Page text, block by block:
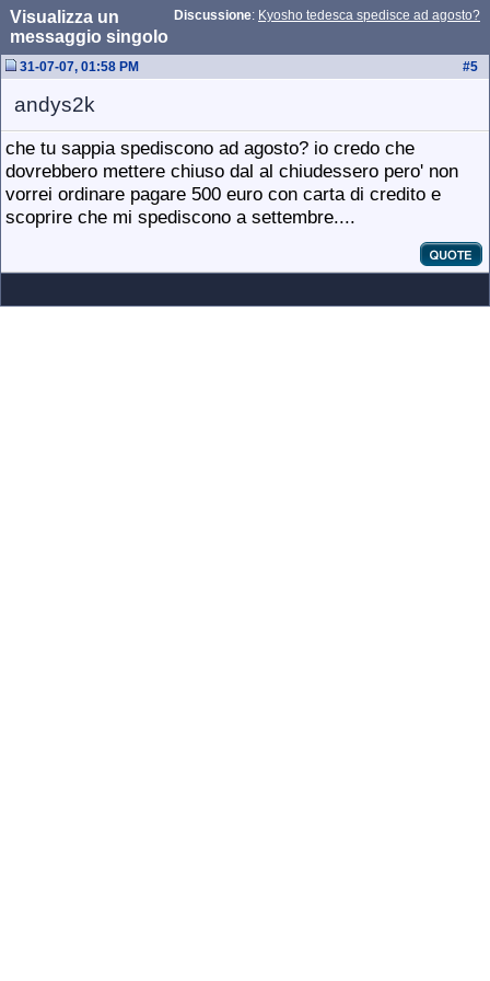
Discussione: Kyosho tedesca spedisce ad agosto?
Visualizza un
messaggio singolo
#5
31-07-07, 01:58 PM
andys2k
che tu sappia spediscono ad agosto? io credo che
dovrebbero mettere chiuso dal al chiudessero pero' non
vorrei ordinare pagare 500 euro con carta di credito e
scoprire che mi spediscono a settembre....